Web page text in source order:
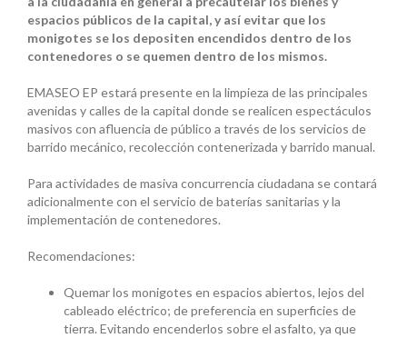
espacios públicos de la capital, y así evitar que los
monigotes se los depositen encendidos dentro de los
contenedores o se quemen dentro de los mismos.
EMASEO EP estará presente en la limpieza de las principales
avenidas y calles de la capital donde se realicen espectáculos
masivos con afluencia de público a través de los servicios de
barrido mecánico, recolección contenerizada y barrido manual.
Para actividades de masiva concurrencia ciudadana se contará
adicionalmente con el servicio de baterías sanitarias y la
implementación de contenedores.
Recomendaciones:
Quemar los monigotes en espacios abiertos, lejos del
cableado eléctrico; de preferencia en superficies de
tierra. Evitando encenderlos sobre el asfalto, ya que